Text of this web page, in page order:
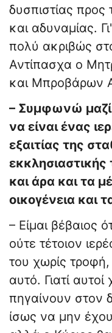
δυσπιστίας προς
και αδυναμίας.
πολύ ακριβώς
Αντίπασχα ο
και Μπροβάρων
– Συμφωνώ
να είναι ένας
εξαιτίας της
και άρα και τα
οικογένεια και
– Είμαι βέβαιος
ούτε τέτοιον
του χωρίς
αυτό. Γιατί
πηγαίνουν στον
ίσως να μην